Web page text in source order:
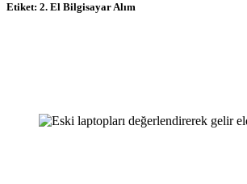
Etiket: 2. El Bilgisayar Alım